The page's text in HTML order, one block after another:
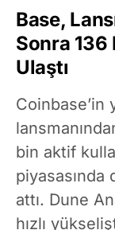
Base,
Sonra 136
Ulaştı
Coinbase’in
bin aktif
piyasasında
attı. Dune
hızlı